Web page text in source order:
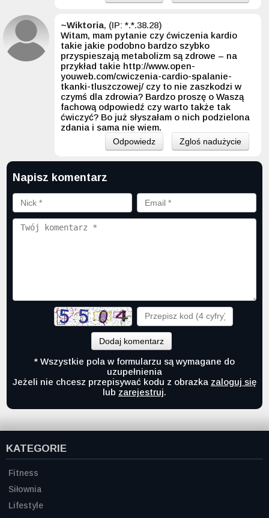
~Wiktoria, (IP: *.*.38.28)
Witam, mam pytanie czy ćwiczenia kardio
takie jakie podobno bardzo szybko
przyspieszają metabolizm są zdrowe – na
przykład takie http://www.open-
youweb.com/cwiczenia-cardio-spalanie-
tkanki-tluszczowej/ czy to nie zaszkodzi w
czymś dla zdrowia? Bardzo proszę o Waszą
fachową odpowiedź czy warto także tak
ćwiczyć? Bo już słyszałam o nich podzielona
zdania i sama nie wiem.
Odpowiedz Zgloś nadużycie
Napisz komentarz
Dodaj komentarz
* Wszystkie pola w formularzu są wymagane do
uzupełnienia
Jeżeli nie chcesz przepisywać kodu z obrazka zaloguj się
lub zarejestruj.
KATEGORIE
Fitness
Siłownia
Lifestyle